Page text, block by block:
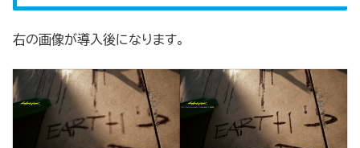
右の画像が導入後になります。